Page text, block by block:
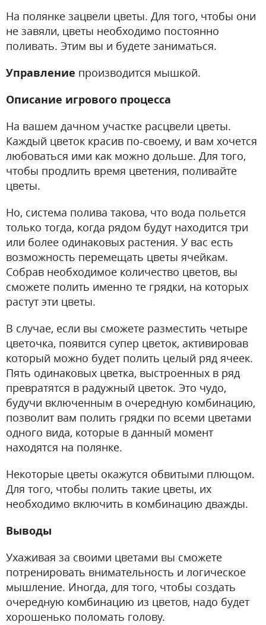
На полянке зацвели цветы. Для того, чтобы они
не завяли, цветы необходимо постоянно
поливать. Этим вы и будете заниматься.
Управление производится мышкой.
Описание игрового процесса
На вашем дачном участке расцвели цветы.
Каждый цветок красив по-своему, и вам хочется
любоваться ими как можно дольше. Для того,
чтобы продлить время цветения, поливайте
цветы.
Но, система полива такова, что вода польется
только тогда, когда рядом будут находится три
или более одинаковых растения. У вас есть
возможность перемещать цветы ячейкам.
Собрав необходимое количество цветов, вы
сможете полить именно те грядки, на которых
растут эти цветы.
В случае, если вы сможете разместить четыре
цветочка, появится супер цветок, активировав
который можно будет полить целый ряд ячеек.
Пять одинаковых цветка, выстроенных в ряд
превратятся в радужный цветок. Это чудо,
будучи включенным в очередную комбинацию,
позволит вам полить грядки по всеми цветами
одного вида, которые в данный момент
находятся на полянке.
Некоторые цветы окажутся обвитыми плющом.
Для того, чтобы полить такие цветы, их
необходимо включить в комбинацию дважды.
Выводы
Ухаживая за своими цветами вы сможете
потренировать внимательность и логическое
мышление. Иногда, для того, чтобы создать
очередную комбинацию из цветов, надо будет
хорошенько поломать голову.